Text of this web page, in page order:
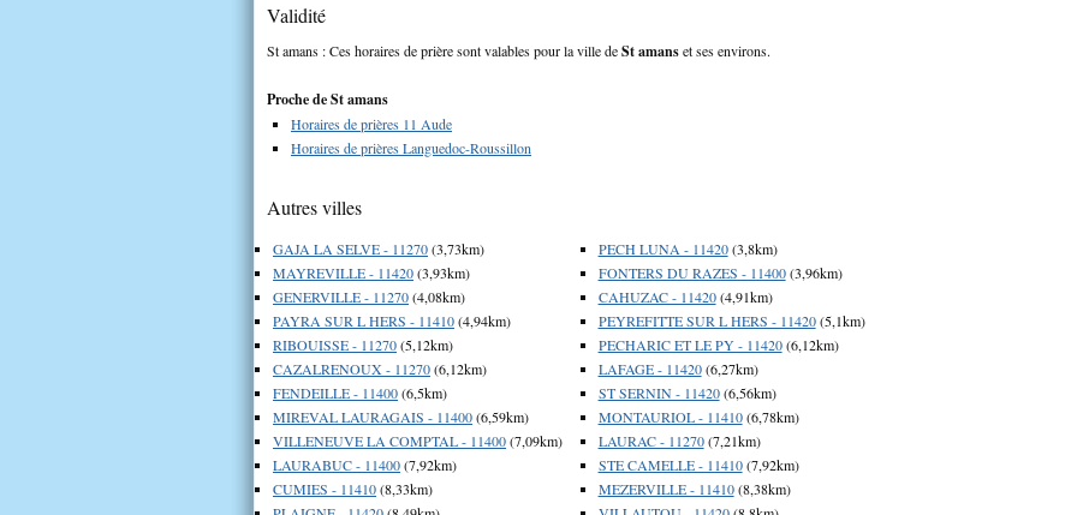
Validité
St amans : Ces horaires de prière sont valables pour la ville deSt amanset ses environs.
Proche de St amans
Horaires de prières 11 Aude
Horaires de prières Languedoc-Roussillon
Autres villes
GAJA LA SELVE - 11270(3,73km)
MAYREVILLE - 11420(3,93km)
GENERVILLE - 11270(4,08km)
PAYRA SUR L HERS - 11410(4,94km)
RIBOUISSE - 11270(5,12km)
CAZALRENOUX - 11270(6,12km)
FENDEILLE - 11400(6,5km)
MIREVAL LAURAGAIS - 11400(6,59km)
VILLENEUVE LA COMPTAL - 11400(7,09km)
LAURABUC - 11400(7,92km)
CUMIES - 11410(8,33km)
PECH LUNA - 11420(3,8km)
FONTERS DU RAZES - 11400(3,96km)
CAHUZAC - 11420(4,91km)
PEYREFITTE SUR L HERS - 11420(5,1km)
PECHARIC ET LE PY - 11420(6,12km)
LAFAGE - 11420(6,27km)
ST SERNIN - 11420(6,56km)
MONTAURIOL - 11410(6,78km)
LAURAC - 11270(7,21km)
STE CAMELLE - 11410(7,92km)
MEZERVILLE - 11410(8,38km)